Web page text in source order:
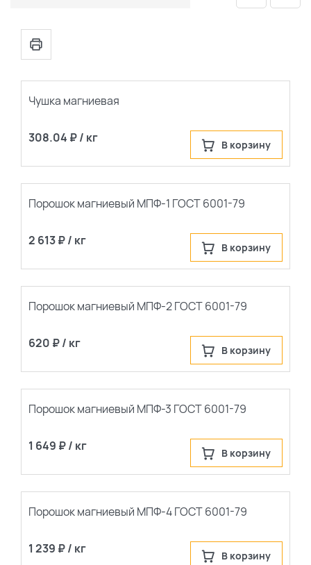
по цене (сначала дешевые)
по цене (сначала дорогие)
популярные
сначала новые
Чушка магниевая
308.04 ₽ / кг В корзину
Порошок магниевый МПФ-1 ГОСТ 6001-79
2 613 ₽ / кг В корзину
Порошок магниевый МПФ-2 ГОСТ 6001-79
620 ₽ / кг В корзину
Порошок магниевый МПФ-3 ГОСТ 6001-79
1 649 ₽ / кг В корзину
Порошок магниевый МПФ-4 ГОСТ 6001-79
1 239 ₽ / кг В корзину